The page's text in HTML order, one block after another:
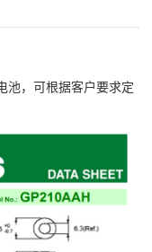
池，可根据客户要求定